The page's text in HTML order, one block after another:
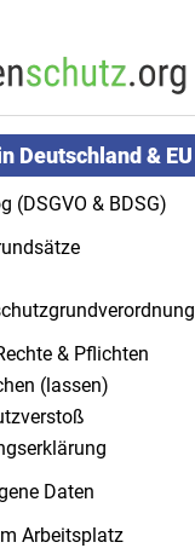
Deutschland & EU
(DSGVO & BDSG)
& Pflichten
(lassen)
Daten
Arbeitsplatz